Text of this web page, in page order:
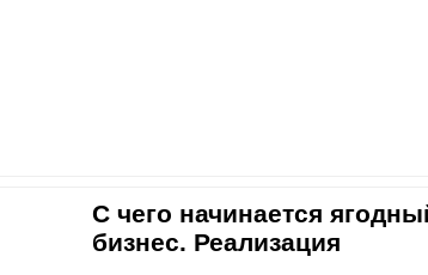
С чего начинается
бизнес. Реализация